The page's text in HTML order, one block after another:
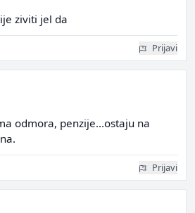
ziviti jel da
Prijavi
odmora, penzije...ostaju na
Prijavi